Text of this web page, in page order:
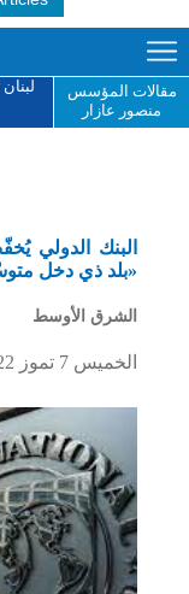
مقالات المؤسس
منصور عازار
البنك الدولي
«بلد ذي دخل
الشرق الأوسط
الخميس 7 تموز 2022